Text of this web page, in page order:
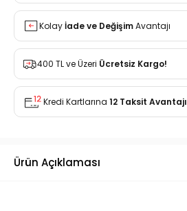
Kolayİade ve DeğişimAvantajı
400 TL ve Üzeri Ücretsiz Kargo!
Kredi Kartlarına 12 Taksit Avantajı
Ürün Açıklaması